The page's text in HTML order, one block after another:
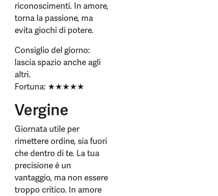
riconoscimenti. In amore,
torna la passione, ma
evita giochi di potere.
Consiglio del giorno:
lascia spazio anche agli
altri.
Fortuna: ★★★★★
Vergine
Giornata utile per
rimettere ordine, sia fuori
che dentro di te. La tua
precisione è un
vantaggio, ma non essere
troppo critico. In amore